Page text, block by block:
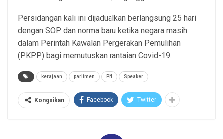
Persidangan kali ini dijadualkan berlangsung 25 hari
dengan SOP dan norma baru ketika negara masih
dalam Perintah Kawalan Pergerakan Pemulihan
(PKPP) bagi memutuskan rantaian Covid-19.
kerajaan parlimen PN Speaker
Kongsikan Facebook Twitter